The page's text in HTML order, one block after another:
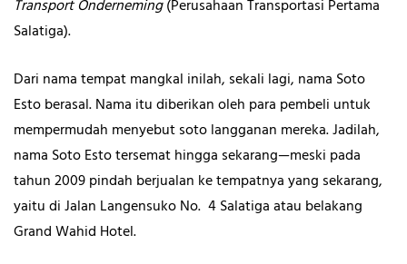
Transport Onderneming(Perusahaan Transportasi Pertama
Salatiga).
Dari nama tempat mangkal inilah, sekali lagi, nama Soto
Esto berasal. Nama itu diberikan oleh para pembeli untuk
mempermudah menyebut soto langganan mereka. Jadilah,
nama Soto Esto tersemat hingga sekarang—meski pada
tahun 2009 pindah berjualan ke tempatnya yang sekarang,
yaitu di Jalan Langensuko No. 4 Salatiga atau belakang
Grand Wahid Hotel.